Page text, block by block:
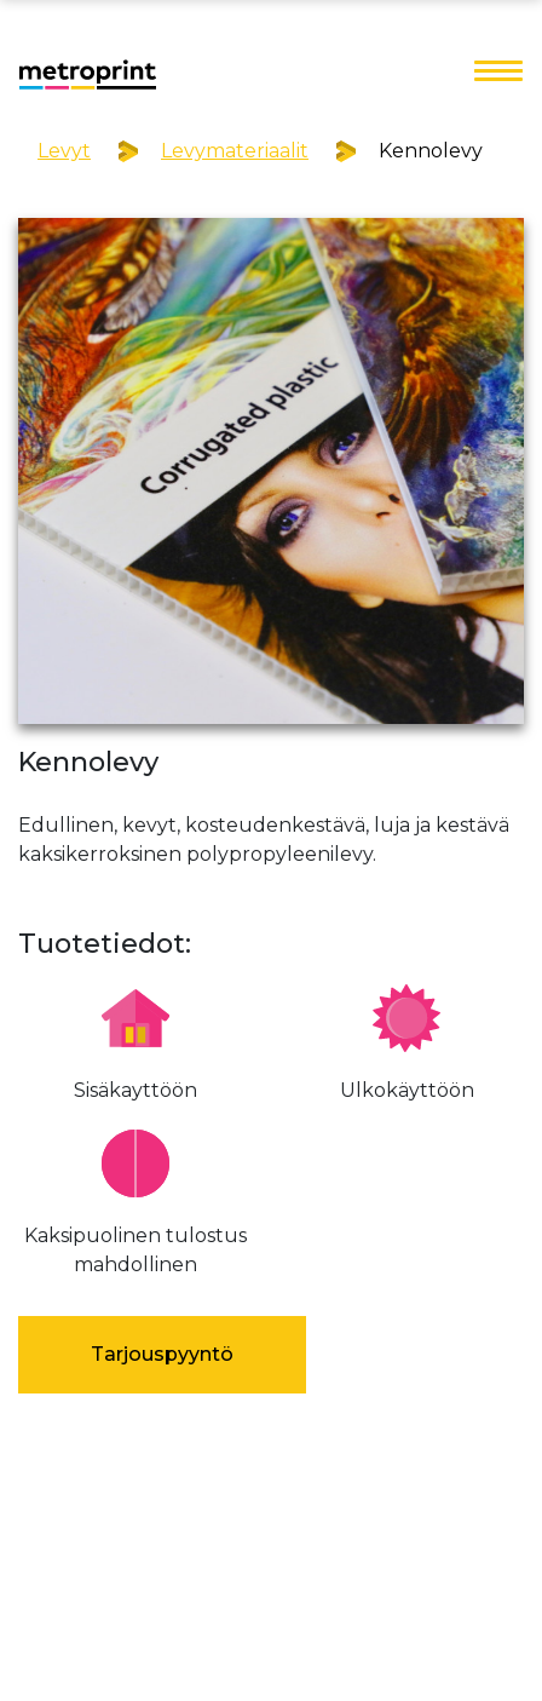
Levyt Levymateriaalit Kennolevy
Kennolevy
Edullinen, kevyt, kosteudenkestävä, luja ja kestävä
kaksikerroksinen polypropyleenilevy.
Tuotetiedot:
Sisäkayttöön Ulkokäyttöön
Kaksipuolinen tulostus
mahdollinen
Tarjouspyyntö